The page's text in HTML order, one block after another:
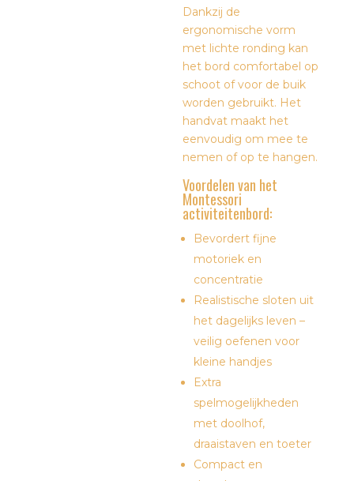
Dankzij de
ergonomische vorm
met lichte ronding kan
het bord comfortabel op
schoot of voor de buik
worden gebruikt. Het
handvat maakt het
eenvoudig om mee te
nemen of op te hangen.
Voordelen van het
Montessori
activiteitenbord:
Bevordert fijne
motoriek en
concentratie
Realistische sloten uit
het dagelijks leven –
veilig oefenen voor
kleine handjes
Extra
spelmogelijkheden
met doolhof,
draaistaven en toeter
Compact en